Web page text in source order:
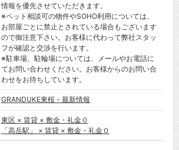
情報を優先させていただきます。
※ペット相談可の物件やSOHO利用については、
お部屋ごとに禁止とされている場合もございます
ので御注意下さい。お客様に代わって弊社スタッ
フが確認と交渉を行います。
※駐車場、駐輪場については、メールやお電話に
てお問い合わせください。お客様からのお問い合
わせをお待ちしています。
GRANDUKE東桜 - 最新情報
東区 × 賃貸 × 敷金・礼金０
「高岳駅」 × 賃貸 × 敷金・礼金０